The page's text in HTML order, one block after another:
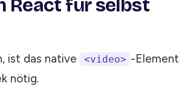
React für selbst
ist das native <video> -Element
nötig.